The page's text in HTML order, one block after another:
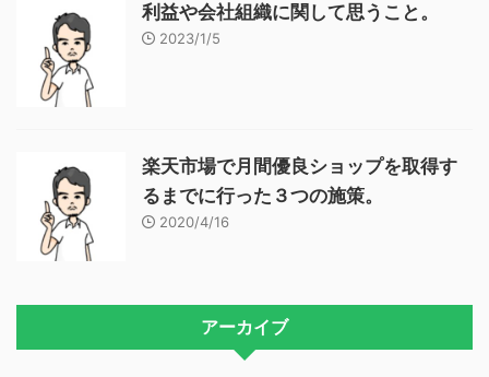
利益や会社組織に関して思うこと。
2023/1/5
楽天市場で月間優良ショップを取得す
るまでに行った３つの施策。
2020/4/16
アーカイブ